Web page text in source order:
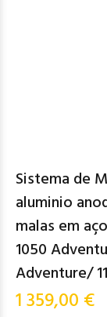
Sistema de
aluminio
malas em
1050
Adventure/
1 359,00 €